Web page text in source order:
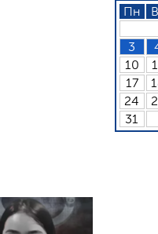
Пн
3
10
17
24
31